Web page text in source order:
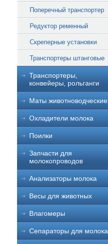
Поперечный транспортер
Редуктор ременный
Скреперные установки
Транспортеры штанговые
Транспортеры,
конвейеры, рольганги
Маты животноводческие
Охладители молока
Поилки
Запчасти для
молокопроводов
Анализаторы молока
Весы для животных
Влагомеры
Сепараторы для молока